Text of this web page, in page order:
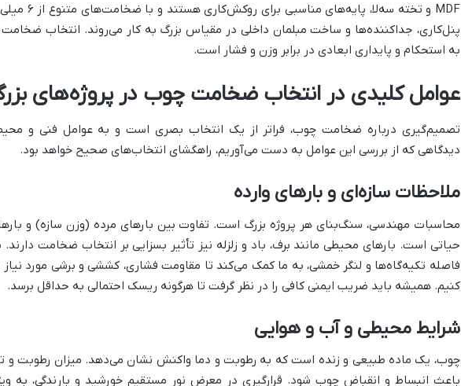
پنل‌کاری، جداکننده‌ها و ساخت مبلمان داخلی در مقیاس بزرگ به کار می‌روند. انتخاب ضخامت
به استحکام و پایداری ابعادی در برابر وزن و فشار است.
عوامل کلیدی در انتخاب ضخامت چوب در پروژه‌های
تصمیم‌گیری درباره ضخامت چوب، فراتر از یک انتخاب بصری است و به عوامل فنی و
دیدگاهی که از بررسی این عوامل به دست می‌آوریم، راهگشای انتخاب‌های صحیح خواهد بود.
ملاحظات سازه‌ای و بارهای وارده
محاسبات مهندسی، سنگ‌بنای هر پروژه بزرگ است. تفاوت بین بارهای مرده (وزن سازه) و
فاصله تکیه‌گاه‌ها و لنگر خمشی، به ما کمک می‌کند تا مقاومت فشاری، کششی و برشی مورد
کنیم. همیشه باید ضریب ایمنی کافی را در نظر گرفت تا هرگونه ریسک احتمالی به حداقل برسد.
شرایط محیطی و آب و هوایی
چوب، یک ماده طبیعی و زنده است که به رطوبت و دما واکنش نشان می‌دهد. میزان رطوبت و
باعث انبساط و انقباض چوب شود. قرارگیری در معرض نور مستقیم خورشید و بارندگی، به